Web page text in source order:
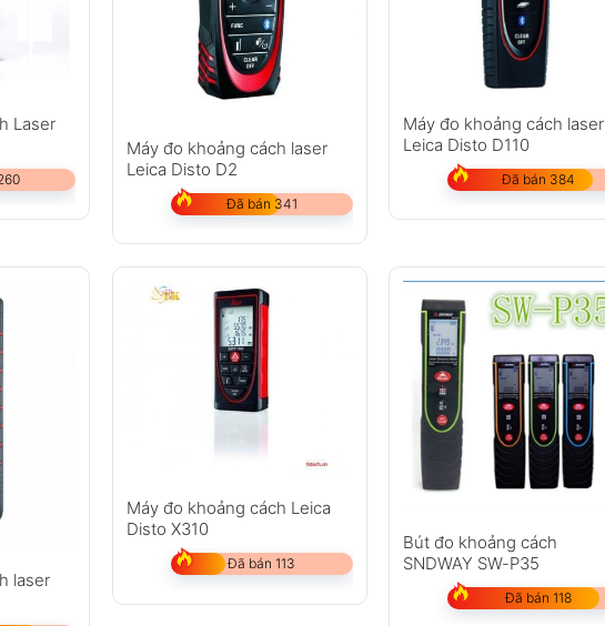
Laser
Máy đo khoảng cách laser
Leica Disto D2
Đã bán 341
Máy đo khoảng cách laser
Leica Disto D110
Đã bán 384
laser
Máy đo khoảng cách Leica
Disto X310
Đã bán 113
Bút đo khoảng cách
SNDWAY SW-P35
Đã bán 118